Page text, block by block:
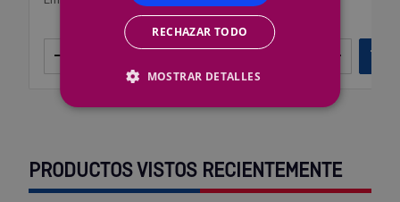
– +
PRODUCTOS VISTOS RECIENTEMENTE
RECHAZAR TODO
MOSTRAR DETALLES